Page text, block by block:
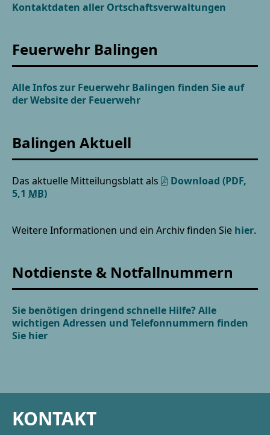
Kontaktdaten aller Ortschaftsverwaltungen
Feuerwehr Balingen
Alle Infos zur Feuerwehr Balingen finden Sie auf
der Website der Feuerwehr
Balingen Aktuell
Das aktuelle Mitteilungsblatt als Download (PDF,
5,1 MB)
Weitere Informationen und ein Archiv finden Sie hier.
Notdienste & Notfallnummern
Sie benötigen dringend schnelle Hilfe? Alle
wichtigen Adressen und Telefonnummern finden
Sie hier
KONTAKT